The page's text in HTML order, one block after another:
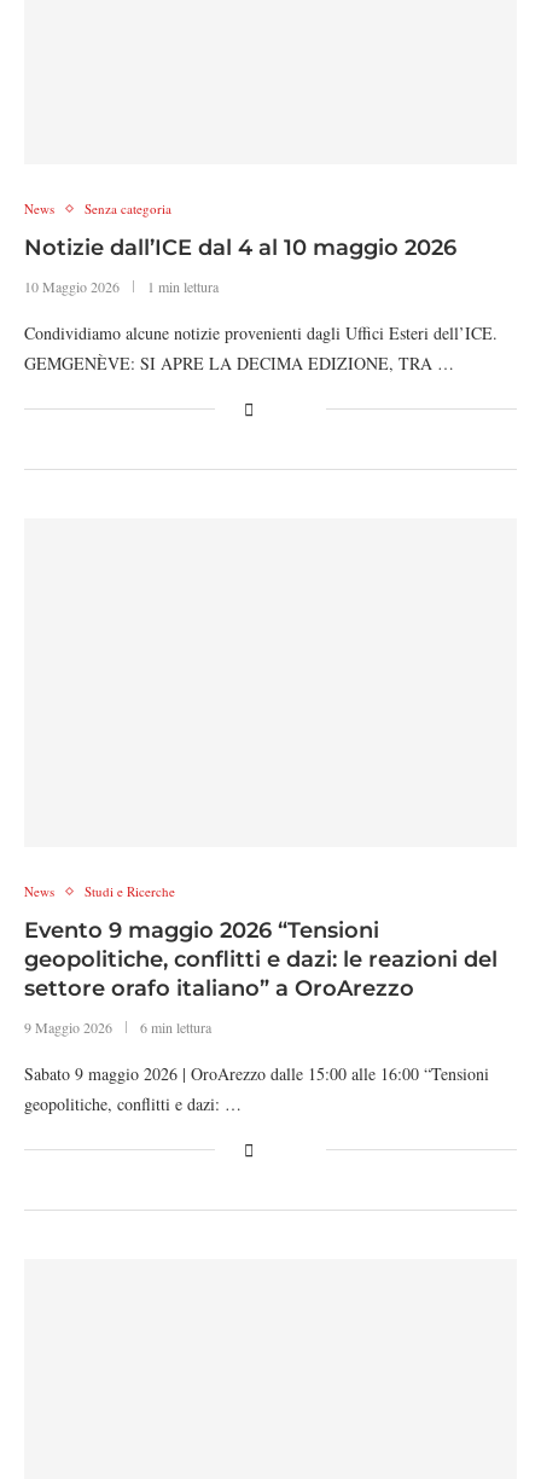
News Senza categoria
Notizie dall’ICE dal 4 al 10 maggio 2026
10 Maggio 2026 1 min lettura
Condividiamo alcune notizie provenienti dagli Uffici Esteri dell’ICE.
GEMGENÈVE: SI APRE LA DECIMA EDIZIONE, TRA …
News Studi e Ricerche
Evento 9 maggio 2026 “Tensioni
geopolitiche, conflitti e dazi: le reazioni del
settore orafo italiano” a OroArezzo
9 Maggio 2026 6 min lettura
Sabato 9 maggio 2026 | OroArezzo dalle 15:00 alle 16:00 “Tensioni
geopolitiche, conflitti e dazi: …